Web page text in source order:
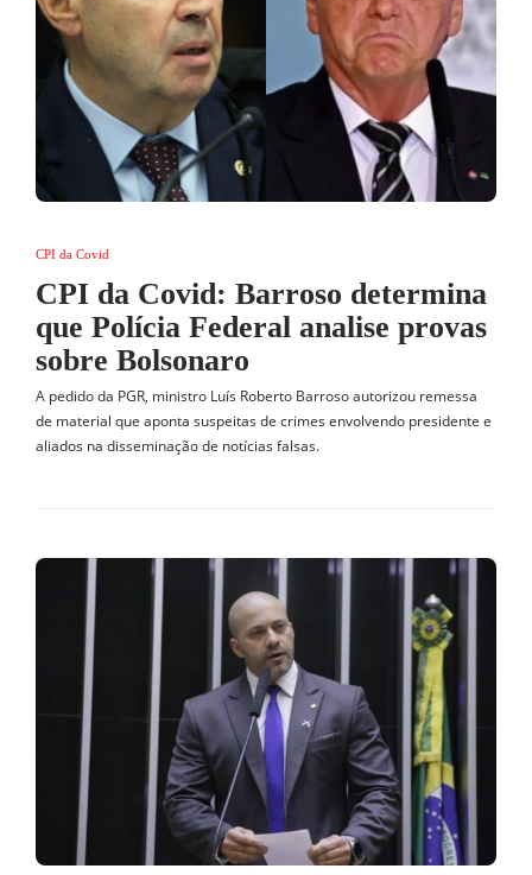
CPI da Covid
CPI da Covid: Barroso determina
que Polícia Federal analise provas
sobre Bolsonaro
A pedido da PGR, ministro Luís Roberto Barroso autorizou remessa
de material que aponta suspeitas de crimes envolvendo presidente e
aliados na disseminação de notícias falsas.